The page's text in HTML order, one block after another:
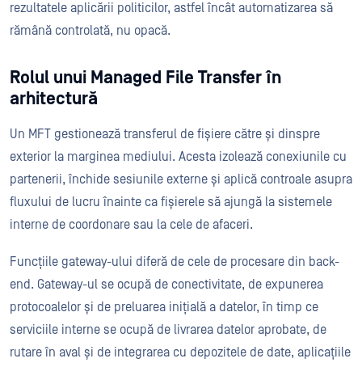
rezultatele aplicării politicilor, astfel încât automatizarea să
rămână controlată, nu opacă.
Rolul unui Managed File Transfer în
arhitectură
Un MFT gestionează transferul de fișiere către și dinspre
exterior la marginea mediului. Acesta izolează conexiunile cu
partenerii, închide sesiunile externe și aplică controale asupra
fluxului de lucru înainte ca fișierele să ajungă la sistemele
interne de coordonare sau la cele de afaceri.
Funcțiile gateway-ului diferă de cele de procesare din back-
end. Gateway-ul se ocupă de conectivitate, de expunerea
protocoalelor și de preluarea inițială a datelor, în timp ce
serviciile interne se ocupă de livrarea datelor aprobate, de
rutare în aval și de integrarea cu depozitele de date, aplicațiile